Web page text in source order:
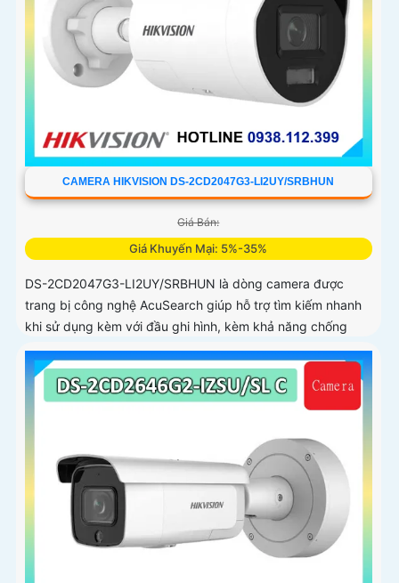
CAMERA HIKVISION DS-2CD2047G3-LI2UY/SRBHUN
Giá Bán:
Giá Khuyến Mại: 5%-35%
DS-2CD2047G3-LI2UY/SRBHUN là dòng camera được
trang bị công nghệ AcuSearch giúp hỗ trợ tìm kiếm nhanh
khi sử dụng kèm với đầu ghi hình, kèm khả năng chống
ngược sáng WDR 130dB, trang bị micro kép và loa hỗ trợ
đàm thoại 2 chiều, ống kính 4